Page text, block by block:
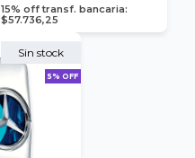
15% off transf. bancaria:
$57.736,25
Sin stock
5% OFF